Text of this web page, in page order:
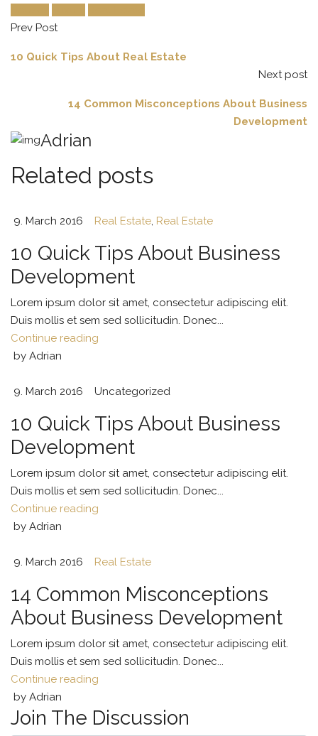
Prev Post
10 Quick Tips About Real Estate
Next post
14 Common Misconceptions About Business
Development
Adrian
Related posts
9. March 2016 Real Estate, Real Estate
10 Quick Tips About Business
Development
Lorem ipsum dolor sit amet, consectetur adipiscing elit.
Duis mollis et sem sed sollicitudin. Donec...
Continue reading
by Adrian
9. March 2016 Uncategorized
10 Quick Tips About Business
Development
Lorem ipsum dolor sit amet, consectetur adipiscing elit.
Duis mollis et sem sed sollicitudin. Donec...
Continue reading
by Adrian
9. March 2016 Real Estate
14 Common Misconceptions
About Business Development
Lorem ipsum dolor sit amet, consectetur adipiscing elit.
Duis mollis et sem sed sollicitudin. Donec...
Continue reading
by Adrian
Join The Discussion